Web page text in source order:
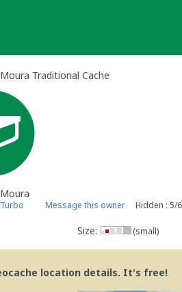
Traditional Cache
Message this owner Hidden : 5/
Size: (small)
location details. It's free!